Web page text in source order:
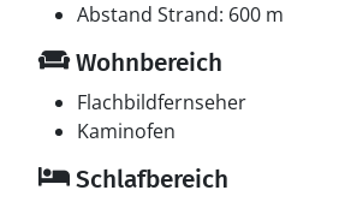
Abstand Strand: 600 m
Wohnbereich
Flachbildfernseher
Kaminofen
Schlafbereich